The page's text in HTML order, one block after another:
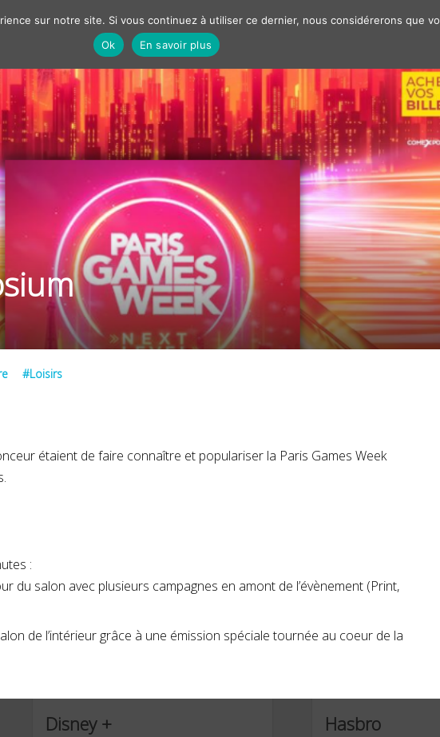
Nos solutions Best cases Marketing Communiqués de presse
FILTRER PAR
OBJECTIFS / CONTEXTE
#Loisirs
étaient de faire connaître et populariser la Paris Games Week
:
du salon avec plusieurs campagnes en amont de l’évènement (Print,
de l’intérieur grâce à une émission spéciale tournée au coeur de la
Disney + Hasbro
sur notre site. Si vous continuez à utiliser ce dernier, nous considérerons que
Ok
En savoir plus